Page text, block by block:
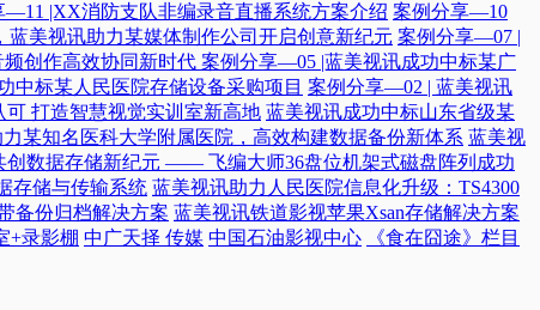
—11 |XX消防支队非编录音直播系统方案介绍 案例分享—10
美视讯助力某媒体制作公司开启创意新纪元 案例分享—07 |
创作高效协同新时代​ 案例分享—05 |蓝美视讯成功中标某广
中标某人民医院存储设备采购项目 案例分享—02 | 蓝美视讯
打造智慧视觉实训室新高地 蓝美视讯成功中标山东省级某
某知名医科大学附属医院，高效构建数据备份新体系 蓝美视
创数据存储新纪元 —— 飞编大师36盘位机架式磁盘阵列成功
存储与传输系统 蓝美视讯助力人民医院信息化升级：TS4300
备份归档解决方案 蓝美视讯铁道影视苹果Xsan存储解决方案
+录影棚 中广天择 传媒 中国石油影视中心
《食在囧途》栏目